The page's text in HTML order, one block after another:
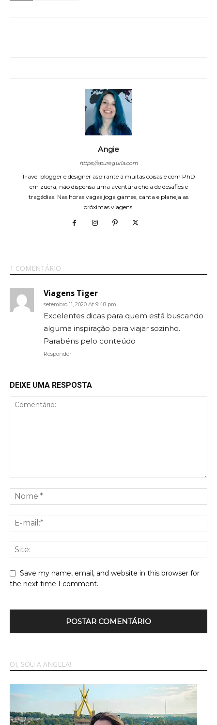
Angie
https://apureguria.com
Travel blogger e designer aspirante à muitas coisas e com PhD
em zuera, não dispensa uma aventura cheia de desafios e
tragédias. Nas horas vagas joga games, canta e planeja as
próximas viagens.
1 COMENTÁRIO
Viagens Tiger
setembro 11, 2020 At 9:48 pm
Excelentes dicas para quem está buscando
alguma inspiração para viajar sozinho.
Parabéns pelo conteúdo
Responder
DEIXE UMA RESPOSTA
Save my name, email, and website in this browser for
the next time I comment.
OI, SOU A ANGELA!